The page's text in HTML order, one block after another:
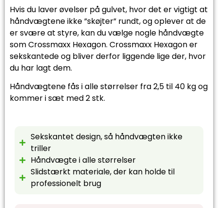
Hvis du laver øvelser på gulvet, hvor det er vigtigt at
håndvægtene ikke ”skøjter” rundt, og oplever at de
er svære at styre, kan du vælge nogle håndvægte
som Crossmaxx Hexagon. Crossmaxx Hexagon er
sekskantede og bliver derfor liggende lige der, hvor
du har lagt dem.
Håndvægtene fås i alle størrelser fra 2,5 til 40 kg og
kommer i sæt med 2 stk.
Sekskantet design, så håndvægten ikke
triller
Håndvægte i alle størrelser
Slidstærkt materiale, der kan holde til
professionelt brug